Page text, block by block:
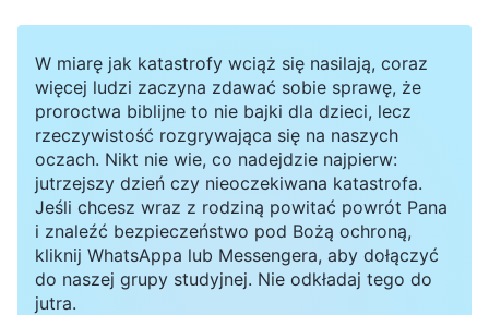
jej poważnie. Pewnego razu potrzebowaliśmy
kupić pewne rzeczy do kościoła. Ponieważ
wiązało się to z wydawaniem ofiar, mój
przywódca wielokrotnie powtarzał, bym
omówiła to z partnerką. Obiecałam to zrobić, ale
pomyślałam: „To nie są zbyt trudne sprawy i już
wcześniej to robiłam. Mogę to zrobić sama. Po
co mi partnerka?”. Kiedy moja partnerka wysłała
W miarę jak katastrofy wciąż się nasilają, coraz
więcej ludzi zaczyna zdawać sobie sprawę, że
proroctwa biblijne to nie bajki dla dzieci, lecz
rzeczywistość rozgrywająca się na naszych
oczach. Nikt nie wie, co nadejdzie najpierw:
jutrzejszy dzień czy nieoczekiwana katastrofa.
Jeśli chcesz wraz z rodziną powitać powrót Pana
i znaleźć bezpieczeństwo pod Bożą ochroną,
kliknij WhatsAppa lub Messengera, aby dołączyć
do naszej grupy studyjnej. Nie odkładaj tego do
jutra.